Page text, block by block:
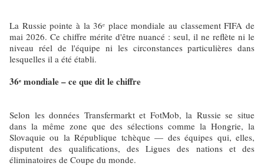
La Russie pointe à la 36ᵉ place mondiale au classement FIFA de
mai 2026. Ce chiffre mérite d'être nuancé : seul, il ne reflète ni le
niveau réel de l'équipe ni les circonstances particulières dans
lesquelles il a été établi.
36ᵉ mondiale – ce que dit le chiffre
Selon les données Transfermarkt et FotMob, la Russie se situe
dans la même zone que des sélections comme la Hongrie, la
Slovaquie ou la République tchèque — des équipes qui, elles,
disputent des qualifications, des Ligues des nations et des
éliminatoires de Coupe du monde.